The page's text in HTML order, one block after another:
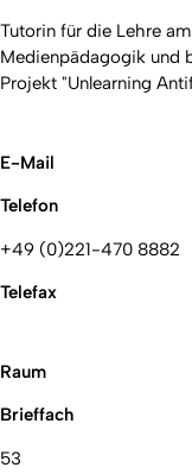
Tutorin für die Lehre
Medienpädagogik und
Projekt "Unlearning
E-Mail
Telefon
+49 (0)221-470 8882
Telefax
Raum
Brieffach
53